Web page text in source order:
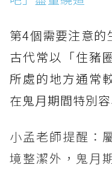
第4個需要注意的
古代常以「住豬
所處的地方通常
在鬼月期間特別
小孟老師提醒：
境整潔外，鬼月